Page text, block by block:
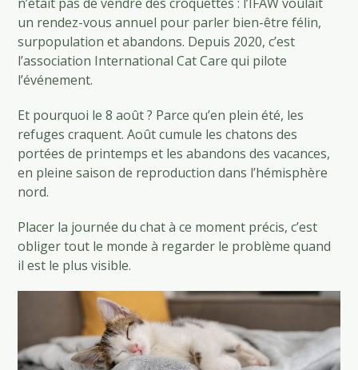
un rendez-vous annuel pour parler bien-être félin,
surpopulation et abandons. Depuis 2020, c’est
l’association International Cat Care qui pilote
l’événement.
Et pourquoi le 8 août ? Parce qu’en plein été, les
refuges craquent. Août cumule les chatons des
portées de printemps et les abandons des vacances,
en pleine saison de reproduction dans l’hémisphère
nord.
Placer la journée du chat à ce moment précis, c’est
obliger tout le monde à regarder le problème quand
il est le plus visible.